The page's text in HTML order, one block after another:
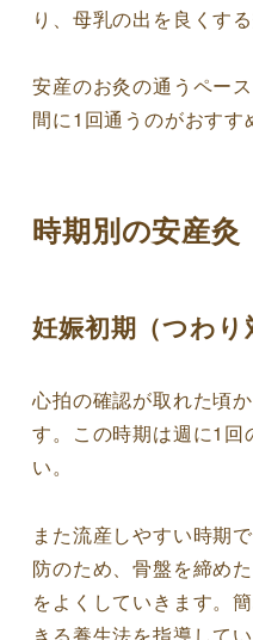
り、母乳の出を良くす
安産のお灸の通うペー
間に1回通うのがおすす
時期別の安産灸
妊娠初期（つわり
心拍の確認が取れた頃
す。この時期は週に1回
い。
また流産しやすい時期
防のため、骨盤を締め
をよくしていきます。
きる養生法を指導して